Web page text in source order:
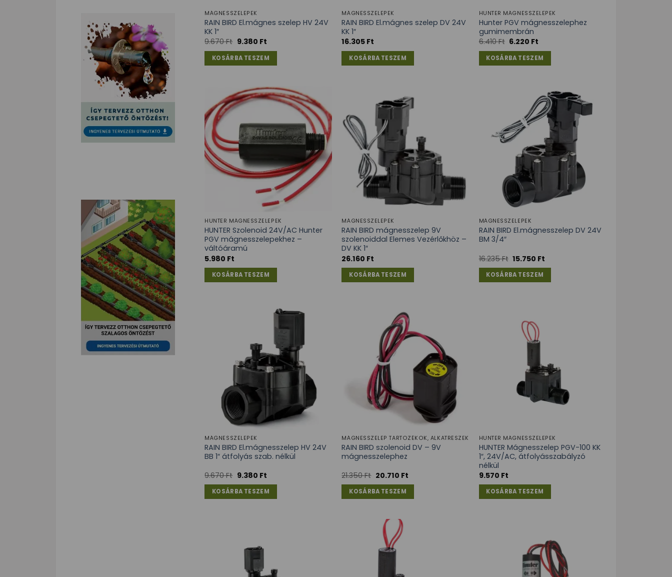
MÁGNESSZELEPEK
RAIN BIRD El.mágnes szelep HV 24V
KK 1″
9.670Ft 9.380 Ft
KOSÁRBA TESZEM
MÁGNESSZELEPEK
RAIN BIRD El.mágnes szelep DV 24V
KK 1″
16.305 Ft
KOSÁRBA TESZEM
HUNTER MÁGNESSZELEPEK
Hunter PGV mágnesszelephez
gumimembrán
6.410Ft 6.220 Ft
KOSÁRBA TESZEM
HUNTER MÁGNESSZELEPEK
HUNTER Szolenoid 24V/AC Hunter
PGV mágnesszelepekhez –
váltóáramú
5.980 Ft
KOSÁRBA TESZEM
MÁGNESSZELEPEK
RAIN BIRD mágnesszelep 9V
szolenoiddal Elemes Vezérlőkhöz –
DV KK 1″
26.160 Ft
KOSÁRBA TESZEM
MÁGNESSZELEPEK
RAIN BIRD El.mágnesszelep DV 24V
BM 3/4″
16.235Ft 15.750 Ft
KOSÁRBA TESZEM
MÁGNESSZELEPEK
RAIN BIRD El.mágnesszelep HV 24V
BB 1″ átfolyás szab. nélkül
9.670Ft 9.380 Ft
KOSÁRBA TESZEM
MÁGNESSZELEP TARTOZÉKOK, ALKATRÉSZEK
RAIN BIRD szolenoid DV – 9V
mágnesszelephez
21.350Ft 20.710 Ft
KOSÁRBA TESZEM
HUNTER MÁGNESSZELEPEK
HUNTER Mágnesszelep PGV-100 KK
1″, 24V/AC, átfolyásszabályzó
nélkül
9.570 Ft
KOSÁRBA TESZEM